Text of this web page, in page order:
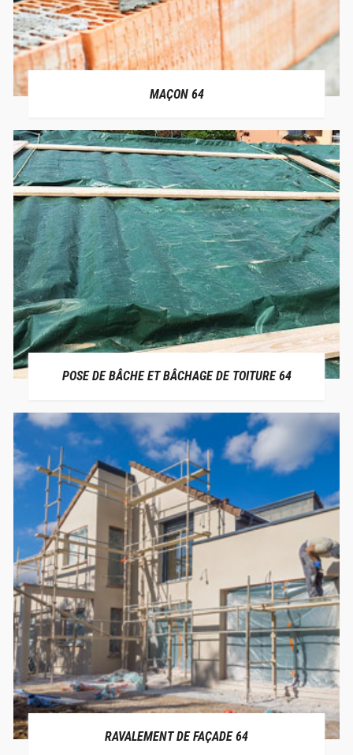
MAÇON 64
POSE DE BÂCHE ET BÂCHAGE DE TOITURE 64
RAVALEMENT DE FAÇADE 64